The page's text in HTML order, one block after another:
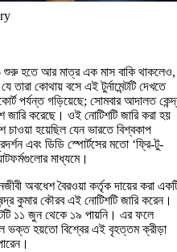
শুরু হতে আর মাত্র এক মাস বাকি থাকলেও,
কোথায় বসে এই টুর্নামেন্টটি দেখতে
পর্যন্ত গড়িয়েছে; সোমবার আদালত
জারি করেছে। ওই নোটিশটি জারি করা হয়
চাওয়া হয়েছিল যেন ভারতে বিশ্বকাপ
এবং ডিডি স্পোর্টসের মতো ‘ফ্রি-টু-
মাধ্যমে।
অবধেশ বৈরওয়া কর্তৃক দায়ের করা
কুমার কৌরব এই নোটিশটি জারি করেন।
১১ জুন থেকে ১৯ পায়নি। এর ফলে
ভক্ত হয়তো বিশ্বের এই বৃহত্তম ক্রীড়া